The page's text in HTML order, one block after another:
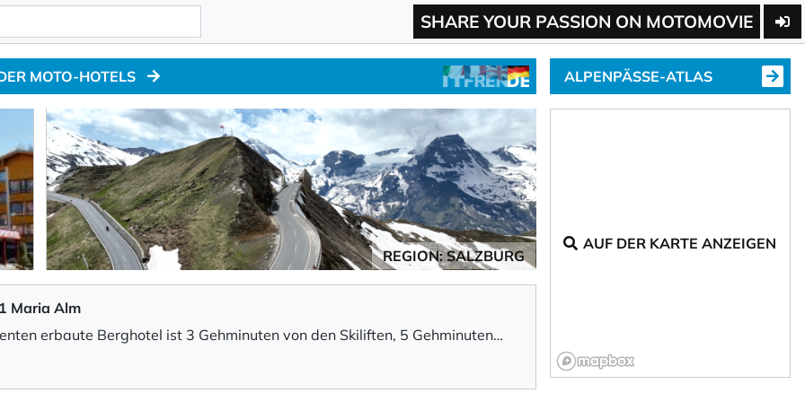
SHARE YOUR PASSION ON MOTOMOVIE
MOTO-HOTELS
REGION: SALZBURG
Maria Alm
erbaute Berghotel ist 3 Gehminuten von den Skiliften, 5 Gehminuten
von Maria Alm und 1,9 km vom Golfclub Urslautal entfernt.
ALPENPÄSSE-ATLAS
AUF DER KARTE ANZEIGEN